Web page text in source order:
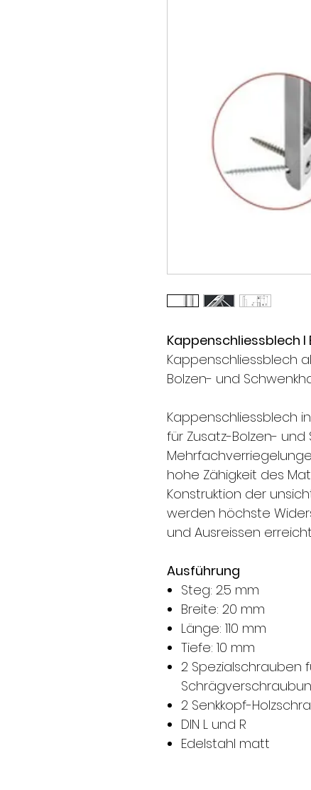
Kappenschliessblech l
Kappenschliessblech
Bolzen- und
Kappenschliessblech
für Zusatz-Bolzen- und
hohe Zähigkeit des
Konstruktion der
werden höchste
und Ausreissen
Ausführung
Steg: 2.5 mm
Breite: 20 mm
Länge: 110 mm
Tiefe: 10 mm
2 Spezialschrauben
2 Senkkopf-
DIN L und R
Edelstahl matt